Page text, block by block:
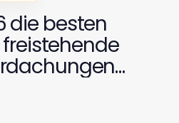
die besten